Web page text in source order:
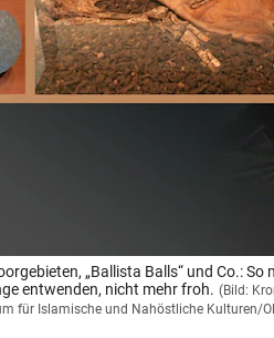
„Ballista Balls“ und Co.: So
entwenden, nicht mehr froh. (Bild:
für Islamische und Nahöstliche Kulturen/